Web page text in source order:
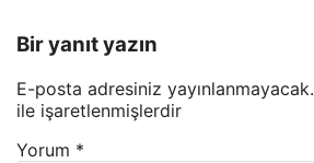
Bir yanıt yazın
E-posta adresiniz yayınlanmayacak.
ile işaretlenmişlerdir
Yorum *